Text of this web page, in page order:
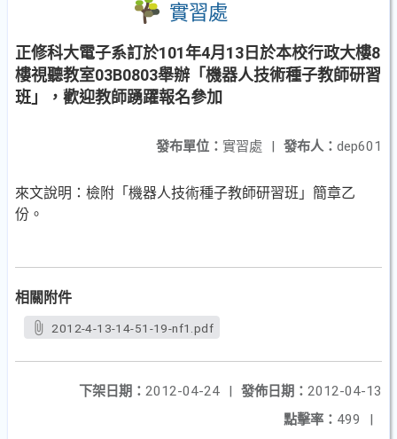
實習處
正修科大電子系訂於101年4月13日於本校行政大樓8
樓視聽教室03B0803舉辦「機器人技術種子教師研習
班」，歡迎教師踴躍報名參加
發布人： dep601
發布單位： 實習處 |
來文說明：檢附「機器人技術種子教師研習班」簡章乙
份。
相關附件
2012-4-13-14-51-19-nf1.pdf
發佈日期： 2012-04-13
下架日期： 2012-04-24
|
點擊率： 499 |